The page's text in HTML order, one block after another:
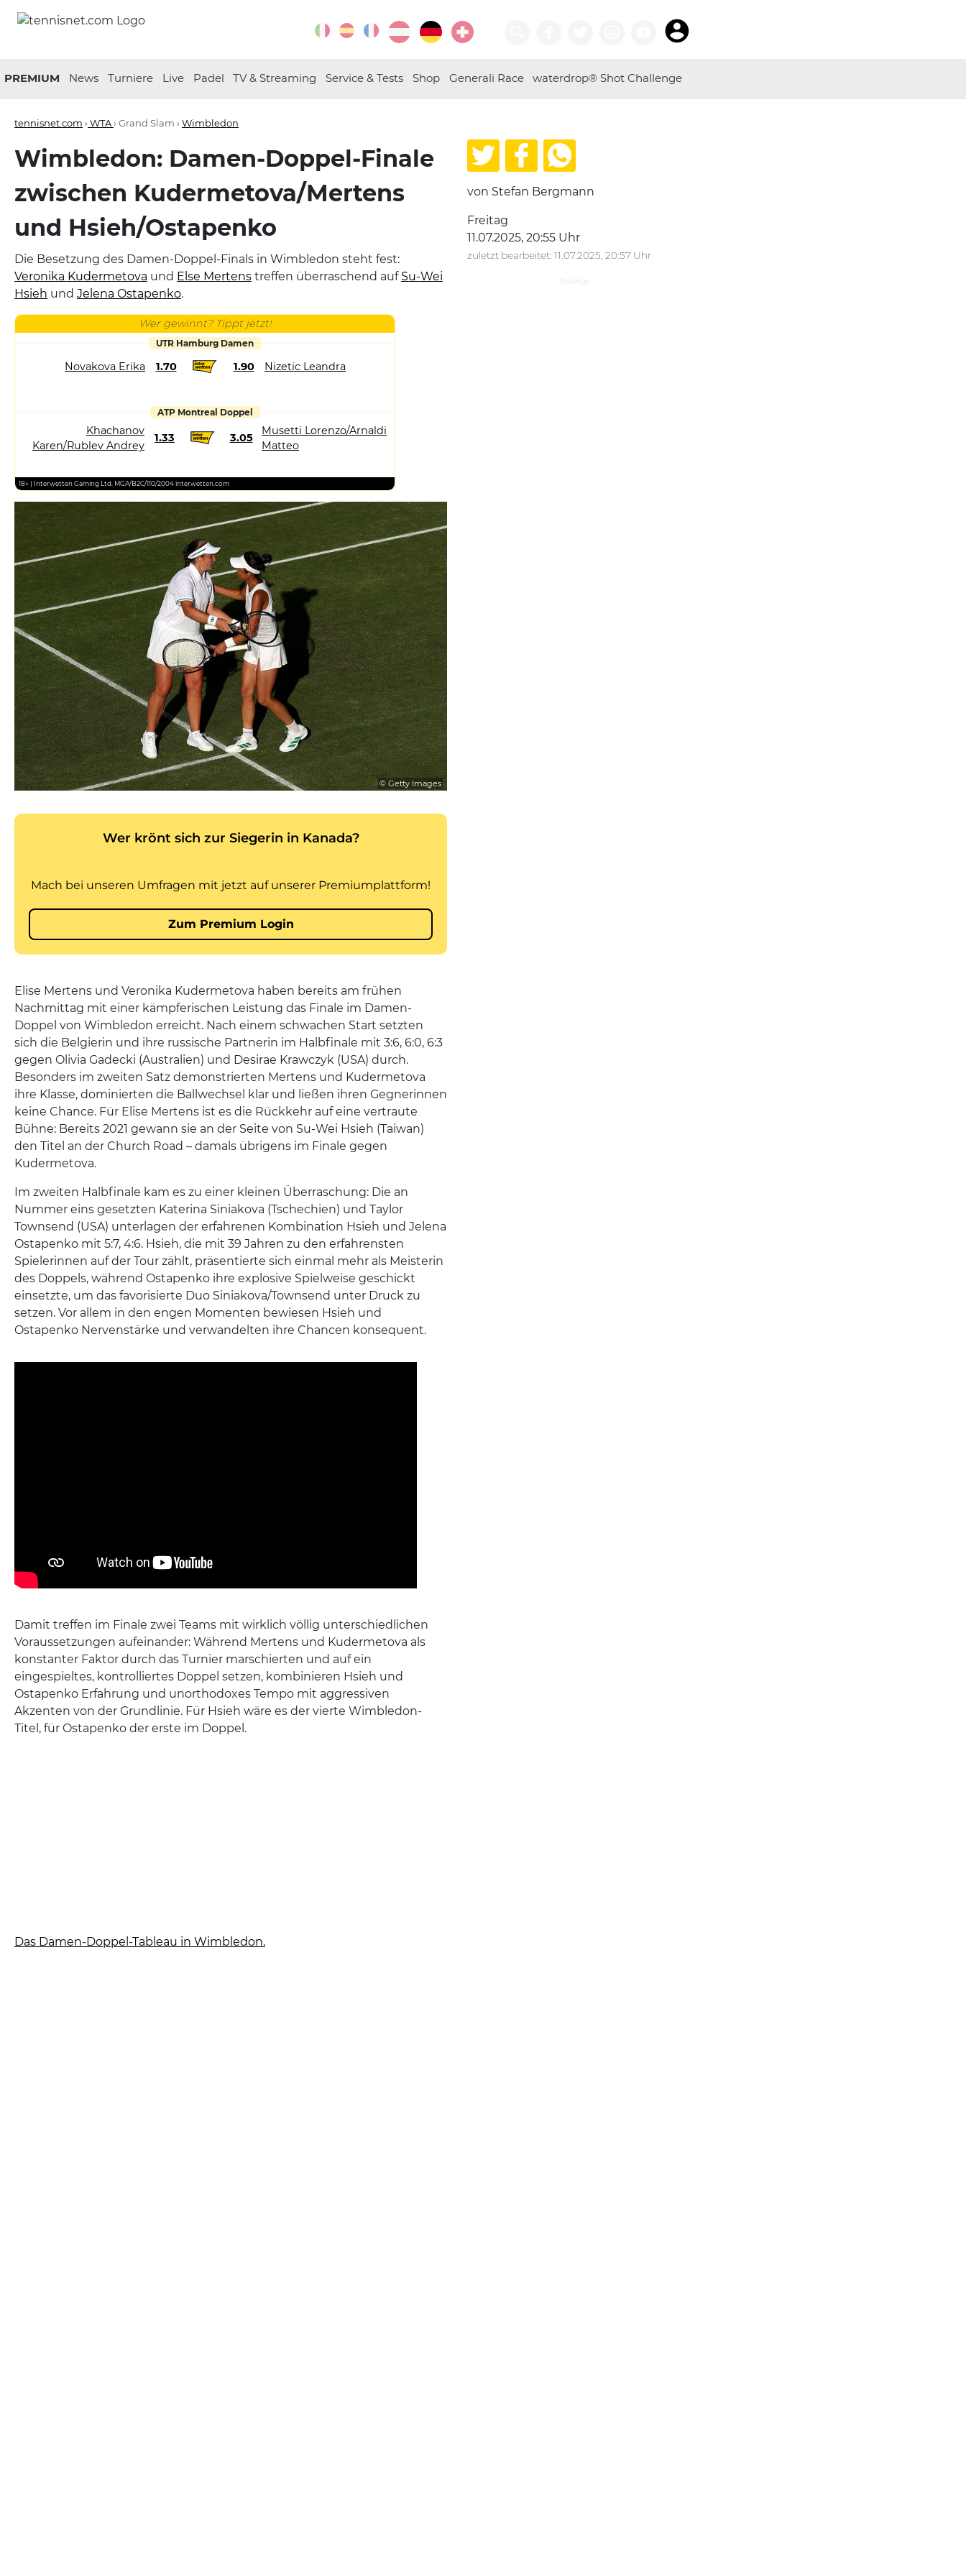
PREMIUM News Turniere Live Padel TV & Streaming Service & Tests Shop Generali Race waterdrop® Shot Challenge
tennisnet.com › WTA› Grand Slam › Wimbledon
Wimbledon: Damen-Doppel-Finale
zwischen Kudermetova/Mertens
und Hsieh/Ostapenko
Die Besetzung des Damen-Doppel-Finals in Wimbledon steht fest:
Veronika Kudermetova und Else Mertens treffen überraschend auf Su-Wei
Hsieh und Jelena Ostapenko.
Wer gewinnt? Tippt jetzt!
UTR Hamburg Damen
Novakova Erika 1.70 1.90 Nizetic Leandra
ATP Montreal Doppel
Khachanov
Karen/Rublev Andrey
1.33 3.05
Musetti Lorenzo/Arnaldi
Matteo
18+ | Interwetten Gaming Ltd. MGA/B2C/110/2004 interwetten.com
© Getty Images
Elise Mertens und Veronika Kudermetova haben bereits am frühen
Nachmittag mit einer kämpferischen Leistung das Finale im Damen-
Doppel von Wimbledon erreicht. Nach einem schwachen Start setzten
sich die Belgierin und ihre russische Partnerin im Halbfinale mit 3:6, 6:0, 6:3
gegen Olivia Gadecki (Australien) und Desirae Krawczyk (USA) durch.
Besonders im zweiten Satz demonstrierten Mertens und Kudermetova
ihre Klasse, dominierten die Ballwechsel klar und ließen ihren Gegnerinnen
keine Chance. Für Elise Mertens ist es die Rückkehr auf eine vertraute
Bühne: Bereits 2021 gewann sie an der Seite von Su-Wei Hsieh (Taiwan)
den Titel an der Church Road – damals übrigens im Finale gegen
Kudermetova.
Im zweiten Halbfinale kam es zu einer kleinen Überraschung: Die an
Nummer eins gesetzten Katerina Siniakova (Tschechien) und Taylor
Townsend (USA) unterlagen der erfahrenen Kombination Hsieh und Jelena
Ostapenko mit 5:7, 4:6. Hsieh, die mit 39 Jahren zu den erfahrensten
Spielerinnen auf der Tour zählt, präsentierte sich einmal mehr als Meisterin
des Doppels, während Ostapenko ihre explosive Spielweise geschickt
einsetzte, um das favorisierte Duo Siniakova/Townsend unter Druck zu
setzen. Vor allem in den engen Momenten bewiesen Hsieh und
Ostapenko Nervenstärke und verwandelten ihre Chancen konsequent.
Damit treffen im Finale zwei Teams mit wirklich völlig unterschiedlichen
Voraussetzungen aufeinander: Während Mertens und Kudermetova als
konstanter Faktor durch das Turnier marschierten und auf ein
eingespieltes, kontrolliertes Doppel setzen, kombinieren Hsieh und
Ostapenko Erfahrung und unorthodoxes Tempo mit aggressiven
Akzenten von der Grundlinie. Für Hsieh wäre es der vierte Wimbledon-
Titel, für Ostapenko der erste im Doppel.
Das Damen-Doppel-Tableau in Wimbledon.
von Stefan Bergmann
Freitag
11.07.2025, 20:55 Uhr
zuletzt bearbeitet: 11.07.2025, 20:57 Uhr